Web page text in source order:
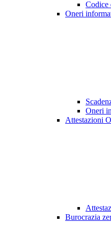
Codice
Oneri
Oneri
Attestazioni
Burocrazia